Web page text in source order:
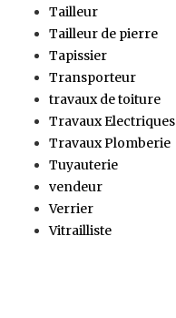
Tailleur
Tailleur de pierre
Tapissier
Transporteur
travaux de toiture
Travaux Electriques
Travaux Plomberie
Tuyauterie
vendeur
Verrier
Vitrailliste